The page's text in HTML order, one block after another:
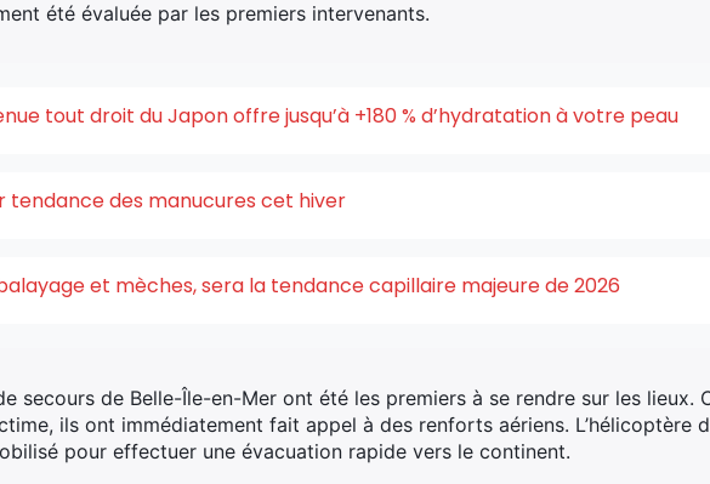
été évaluée par les premiers intervenants.
tout droit du Japon offre jusqu’à +180 % d’hydratation à votre peau
tendance des manucures cet hiver
et mèches, sera la tendance capillaire majeure de 2026
secours de Belle-Île-en-Mer ont été les premiers à se rendre sur les lieux.
ils ont immédiatement fait appel à des renforts aériens. L’hélicoptère
pour effectuer une évacuation rapide vers le continent.